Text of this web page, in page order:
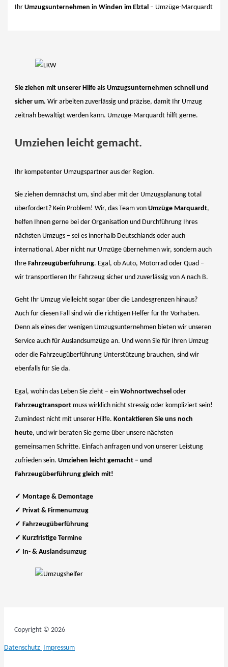
IhrUmzugsunternehmen in Winden im Elztal – Umzüge-Marquardt
Sie ziehen mit unserer Hilfe als Umzugsunternehmen schnell und
sicher um. Wir arbeiten zuverlässig und präzise, damit Ihr Umzug
zeitnah bewältigt werden kann. Umzüge-Marquardt hilft gerne.
Umziehen leicht gemacht.
Ihr kompetenter Umzugspartner aus der Region.
Sie ziehen demnächst um, sind aber mit der Umzugsplanung total
überfordert? Kein Problem! Wir, das Team vonUmzüge Marquardt,
helfen Ihnen gerne bei der Organisation und Durchführung Ihres
nächsten Umzugs – sei es innerhalb Deutschlands oder auch
international. Aber nicht nur Umzüge übernehmen wir, sondern auch
Ihre Fahrzeugüberführung. Egal, ob Auto, Motorrad oder Quad –
wir transportieren Ihr Fahrzeug sicher und zuverlässig von A nach B.
Geht Ihr Umzug vielleicht sogar über die Landesgrenzen hinaus?
Auch für diesen Fall sind wir die richtigen Helfer für Ihr Vorhaben.
Denn als eines der wenigen Umzugsunternehmen bieten wir unseren
Service auch für Auslandsumzüge an. Und wenn Sie für Ihren Umzug
oder die Fahrzeugüberführung Unterstützung brauchen, sind wir
ebenfalls für Sie da.
Egal, wohin das Leben Sie zieht – einWohnortwechsel oder
Fahrzeugtransport muss wirklich nicht stressig oder kompliziert sein!
Zumindest nicht mit unserer Hilfe. Kontaktieren Sie uns noch
heute, und wir beraten Sie gerne über unsere nächsten
gemeinsamen Schritte. Einfach anfragen und von unserer Leistung
zufrieden sein.Umziehen leicht gemacht – und
Fahrzeugüberführung gleich mit!
✓ Montage & Demontage
✓ Privat & Firmenumzug
✓ Fahrzeugüberführung
✓ Kurzfristige Termine
✓ In- & Auslandsumzug
Copyright © 2026
Datenschutz Impressum